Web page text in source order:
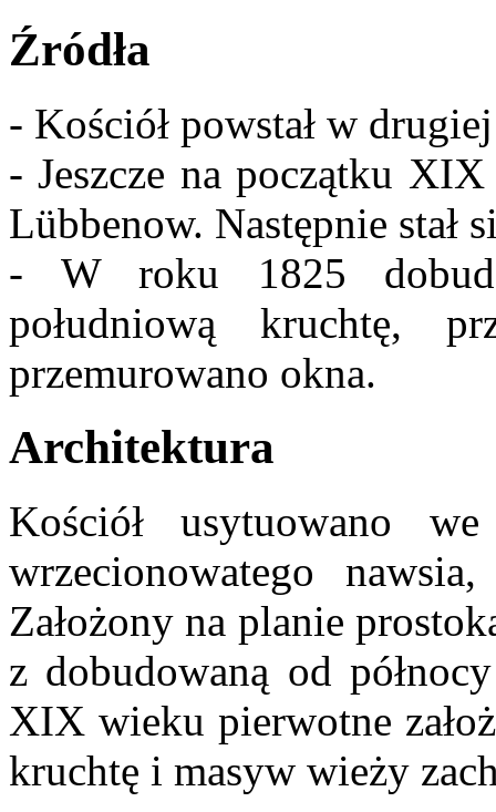
Źródła
- Kościół powstał w
- Jeszcze na początku
Lübbenow. Następnie stał
- W roku 1825
południową kruchtę,
przemurowano okna.
Architektura
Kościół usytuowano
wrzecionowatego
Założony na planie
z dobudowaną od
XIX wieku pierwotne
kruchtę i masyw wieży